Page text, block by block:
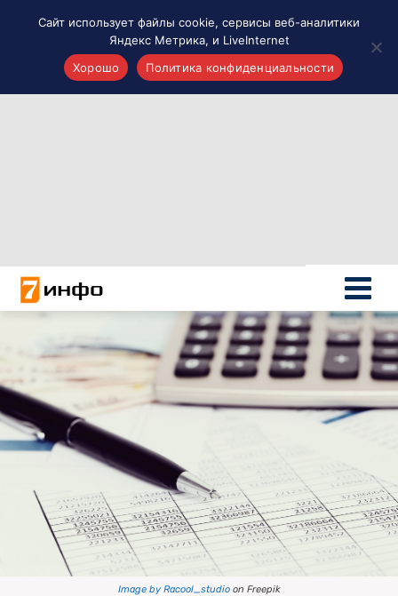
Новости России
Политика
Новости мира
Все материалы 7инфо
Image by Racool_studioon Freepik
Сайт использует файлы cookie, сервисы веб-аналитики
Яндекс Метрика, и LiveInternet
Хорошо
Политика конфиденциальности